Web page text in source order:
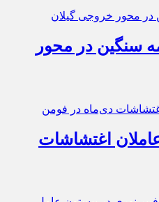
سنگین در محور
اغتشاشات